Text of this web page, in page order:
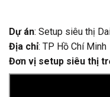
Dự án: Setup siêu thị
Địa chỉ: TP Hồ Chí Minh
Đơn vị setup siêu thị